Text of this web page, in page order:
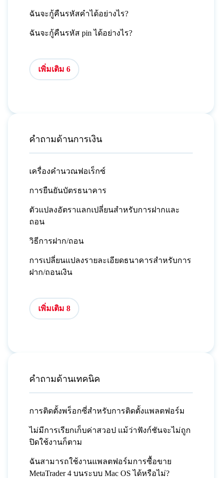
ฉันจะกู้คืนรหัสคำได้อย่างไร?
ฉันจะกู้คืนรหัส pin ได้อย่างไร?
เพิ่มเติม 6
คำถามด้านการเงิน
เครื่องคำนวณฟอเร็กซ์
การยืนยันบัตรธนาคาร
ตัวแปลงอัตราแลกเปลี่ยนสำหรับการฝากและ
ถอน
วิธีการฝาก/ถอน
การเปลี่ยนแปลงรายละเอียดธนาคารสำหรับการ
ฝาก/ถอนเงิน
เพิ่มเติม 8
คำถามด้านเทคนิค
การติดตั้งพร็อกซี่สำหรับการติดตั้งแพลตฟอร์ม
ไม่มีการเรียกเก็บค่าสวอป แม้ว่าฟังก์ชันจะไม่ถูก
ปิดใช้งานก็ตาม
ฉันสามารถใช้งานแพลตฟอร์มการซื้อขาย
MetaTrader 4 บนระบบ Mac OS ได้หรือไม่?